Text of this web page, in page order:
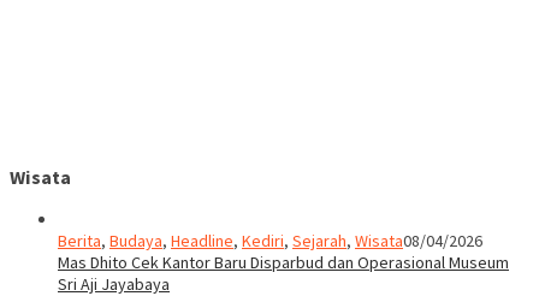
Wisata
Berita, Budaya, Headline, Kediri, Sejarah, Wisata08/04/2026
Mas Dhito Cek Kantor Baru Disparbud dan Operasional Museum
Sri Aji Jayabaya